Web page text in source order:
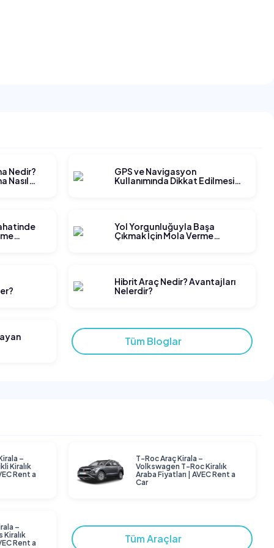
Nedir?
Nasıl
GPS ve Navigasyon
Kullanımında Dikkat Edilmesi
Yol Yorgunluğuyla Başa
Çıkmak İçin Mola Verme
Hibrit Araç Nedir? Avantajları
Nelerdir?
Tüm Bloglar
–
Kiralık
Rent a
T-Roc Araç Kirala –
Volkswagen T-Roc Kiralık
Araba Fiyatları | AVEC Rent a
Car
–
Kiralık
Rent a
Tüm Araçlar